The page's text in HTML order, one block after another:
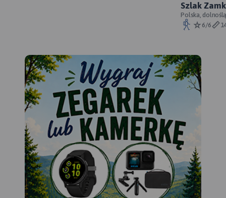
Szlak
przebieg
Polska,
Śląskie, powiat
6/6